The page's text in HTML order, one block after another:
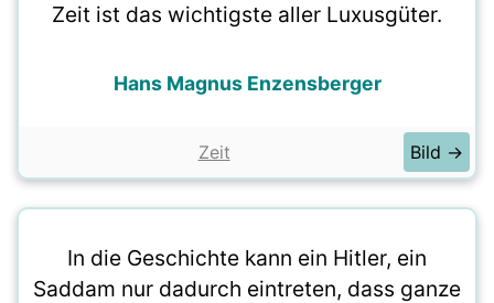
Zeit ist das wichtigste aller Luxusgüter.
Hans Magnus Enzensberger
Zeit Bild →
In die Geschichte kann ein Hitler, ein
Saddam nur dadurch eintreten, dass ganze